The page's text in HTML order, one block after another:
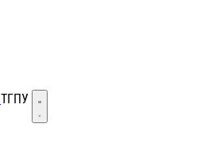
ТГПУ Открыть меню